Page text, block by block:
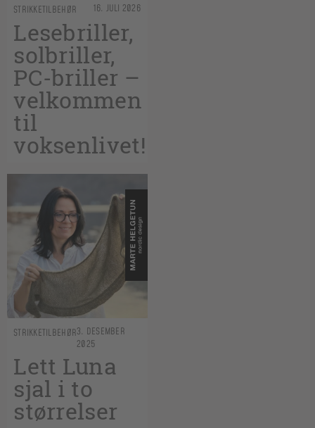
STRIKKETILBEHØR 16. JULI 2026
Lesebriller,
solbriller,
PC-briller –
velkommen
til
voksenlivet!
STRIKKETILBEHØR3. DESEMBER
2025
Lett Luna
sjal i to
størrelser